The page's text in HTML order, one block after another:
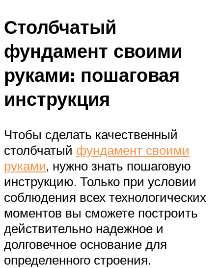
Столбчатый
фундамент своими
руками: пошаговая
инструкция
Чтобы сделать качественный
столбчатый фундамент своими
руками, нужно знать пошаговую
инструкцию. Только при условии
соблюдения всех технологических
моментов вы сможете построить
действительно надежное и
долговечное основание для
определенного строения.